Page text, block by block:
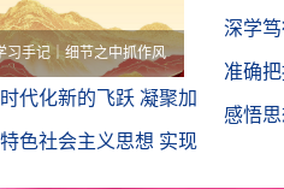
习手记｜细节之中抓作风
代化新的飞跃 凝聚加
力量
色社会主义思想 实现
的飞跃
马克
深学
量
准确
感悟